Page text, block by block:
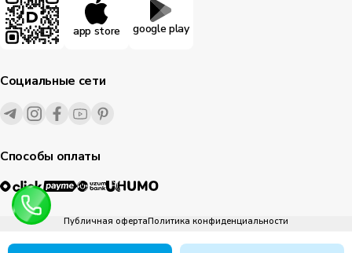
app store google play
Социальные сети
Способы оплаты
Публичная офертаПолитика конфиденциальности